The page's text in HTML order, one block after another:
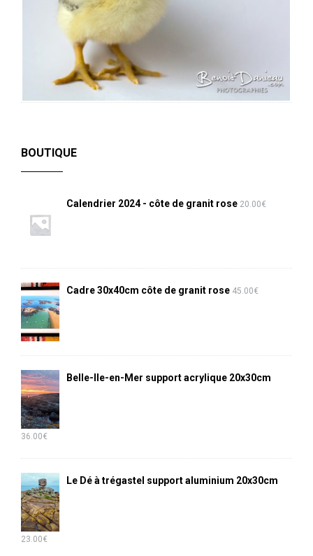
BOUTIQUE
Calendrier 2024 - côte de granit rose 20.00€
Cadre 30x40cm côte de granit rose 45.00€
Belle-Ile-en-Mer support acrylique 20x30cm
36.00€
Le Dé à trégastel support aluminium 20x30cm
23.00€